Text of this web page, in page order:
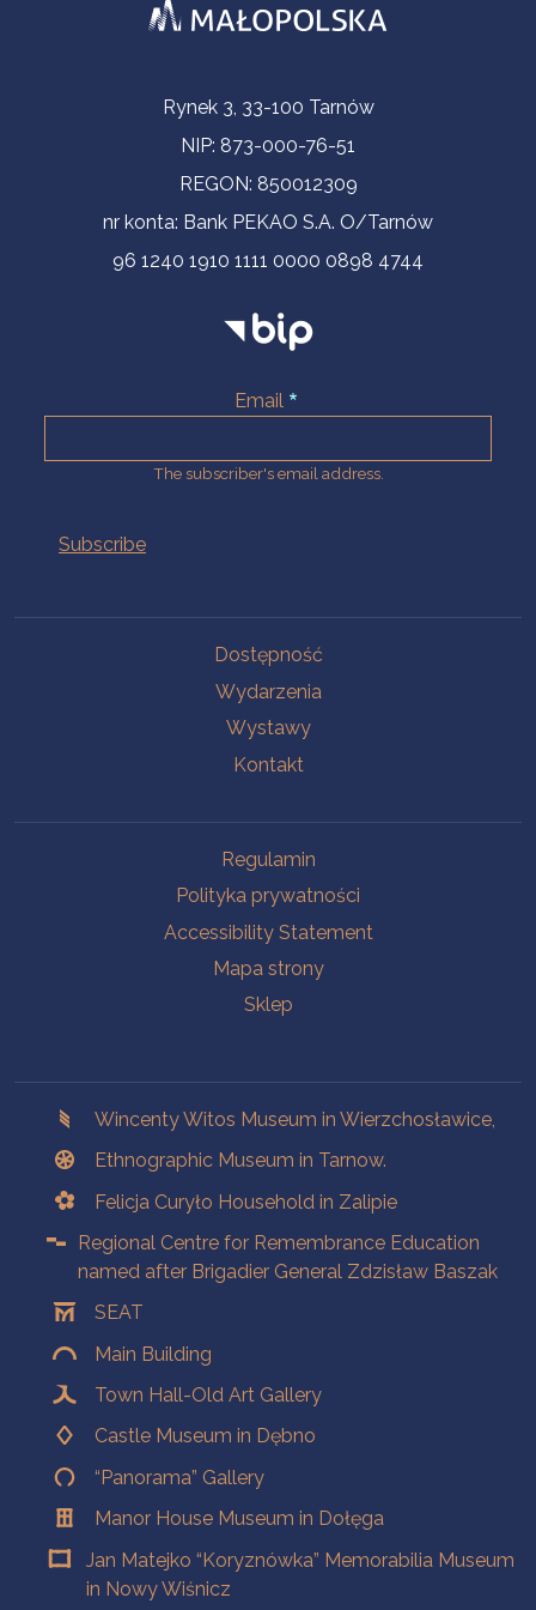
Contact InformationRynek 3, 33-100 Tarnów
NIP: 873-000-76-51
REGON: 850012309
nr konta: Bank PEKAO S.A. O/Tarnów
96 1240 1910 1111 0000 0898 4744
Email
The subscriber's email address.
Dostępność
Wydarzenia
Wystawy
Kontakt
Regulamin
Polityka prywatności
Accessibility Statement
Mapa strony
Sklep
Wincenty Witos Museum in Wierzchosławice,
Ethnographic Museum in Tarnow.
Felicja Curyło Household in Zalipie
Regional Centre for Remembrance Education
named after Brigadier General Zdzisław Baszak
SEAT
Main Building
Town Hall-Old Art Gallery
Castle Museum in Dębno
“Panorama” Gallery
Manor House Museum in Dołęga
Jan Matejko “Koryznówka” Memorabilia Museum
in Nowy Wiśnicz